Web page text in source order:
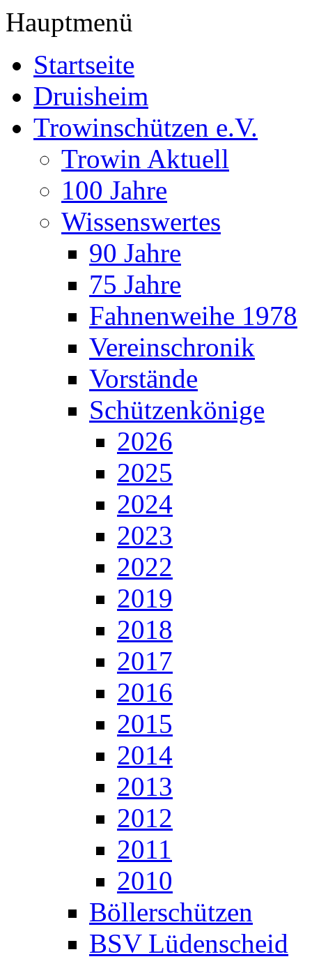
Hauptmenü
Startseite
Druisheim
Trowinschützen e.V.
Trowin Aktuell
100 Jahre
Wissenswertes
90 Jahre
75 Jahre
Fahnenweihe 1978
Vereinschronik
Vorstände
Schützenkönige
2026
2025
2024
2023
2022
2019
2018
2017
2016
2015
2014
2013
2012
2011
2010
Böllerschützen
BSV Lüdenscheid